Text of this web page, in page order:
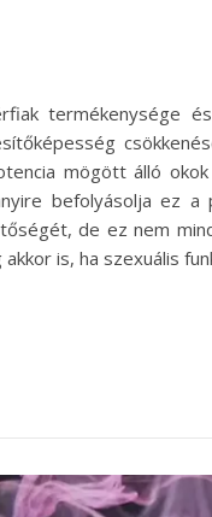
termékenysége
mögött álló
befolyásolja ez a
de ez nem
akkor is, ha szexuális